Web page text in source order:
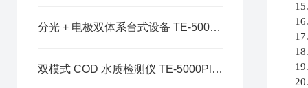
分光 + 电极双体系台式设备 TE-5000Plus 一站式搞定实验室水质百项指标检测
双模式 COD 水质检测仪 TE-5000Plus 实验室高精度检测方案解析
15.
16.
17.
18.
19.
20.